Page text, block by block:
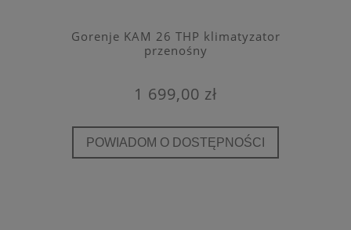
Gorenje KAM 26 THP klimatyzator
przenośny
1 699,00 zł
POWIADOM O DOSTĘPNOŚCI